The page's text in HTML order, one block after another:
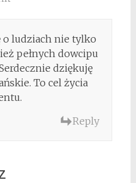
o ludziach nie tylko
pełnych dowcipu
dziękuję
To cel życia
Reply